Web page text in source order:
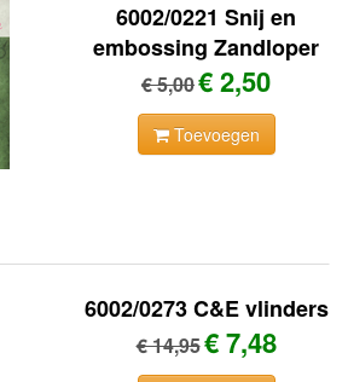
6002/0221 Snij en
embossing Zandloper
€ 5,00€ 2,50
Toevoegen
6002/0273 C&E vlinders
€ 14,95€ 7,48